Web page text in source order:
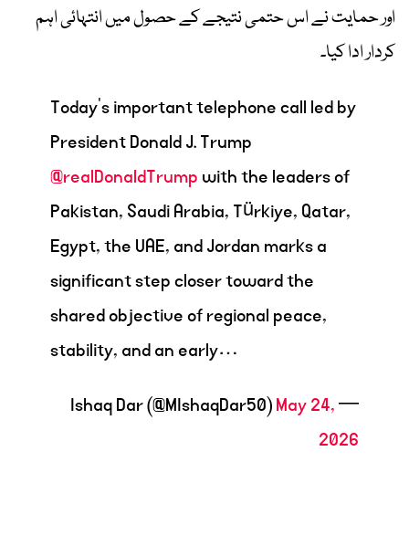
اور حمایت نے اس حتمی نتیجے کے حصول میں انتہائی اہم
کردار ادا کیا۔
Today’s important telephone call led by
President Donald J. Trump
@realDonaldTrump with the leaders of
Pakistan, Saudi Arabia, Türkiye, Qatar,
Egypt, the UAE, and Jordan marks a
significant step closer toward the
shared objective of regional peace,
stability, and an early…
— Ishaq Dar (@MIshaqDar50)
May 24,
2026